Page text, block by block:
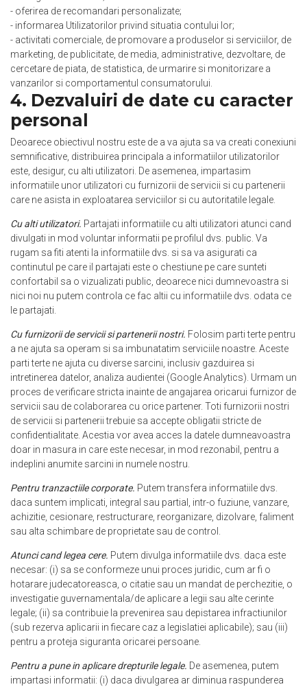
- oferirea de recomandari personalizate;
- informarea Utilizatorilor privind situatia contului lor;
- activitati comerciale, de promovare a produselor si serviciilor, de
marketing, de publicitate, de media, administrative, dezvoltare, de
cercetare de piata, de statistica, de urmarire si monitorizare a
vanzarilor si comportamentul consumatorului.
4. Dezvaluiri de date cu caracter
personal
Deoarece obiectivul nostru este de a va ajuta sa va creati conexiuni
semnificative, distribuirea principala a informatiilor utilizatorilor
este, desigur, cu alti utilizatori. De asemenea, impartasim
informatiile unor utilizatori cu furnizorii de servicii si cu partenerii
care ne asista in exploatarea serviciilor si cu autoritatile legale.
Cu alti utilizatori. Partajati informatiile cu alti utilizatori atunci cand
divulgati in mod voluntar informatii pe profilul dvs. public. Va
rugam sa fiti atenti la informatiile dvs. si sa va asigurati ca
continutul pe care il partajati este o chestiune pe care sunteti
confortabil sa o vizualizati public, deoarece nici dumnevoastra si
nici noi nu putem controla ce fac altii cu informatiile dvs. odata ce
le partajati.
Cu furnizorii de servicii si partenerii nostri. Folosim parti terte pentru
a ne ajuta sa operam si sa imbunatatim serviciile noastre. Aceste
parti terte ne ajuta cu diverse sarcini, inclusiv gazduirea si
intretinerea datelor, analiza audientei (Google Analytics). Urmam un
proces de verificare stricta inainte de angajarea oricarui furnizor de
servicii sau de colaborarea cu orice partener. Toti furnizorii nostri
de servicii si partenerii trebuie sa accepte obligatii stricte de
confidentialitate. Acestia vor avea acces la datele dumneavoastra
doar in masura in care este necesar, in mod rezonabil, pentru a
indeplini anumite sarcini in numele nostru.
Pentru tranzactiile corporate. Putem transfera informatiile dvs.
daca suntem implicati, integral sau partial, intr-o fuziune, vanzare,
achizitie, cesionare, restructurare, reorganizare, dizolvare, faliment
sau alta schimbare de proprietate sau de control.
Atunci cand legea cere. Putem divulga informatiile dvs. daca este
necesar: (i) sa se conformeze unui proces juridic, cum ar fi o
hotarare judecatoreasca, o citatie sau un mandat de perchezitie, o
investigatie guvernamentala/de aplicare a legii sau alte cerinte
legale; (ii) sa contribuie la prevenirea sau depistarea infractiunilor
(sub rezerva aplicarii in fiecare caz a legislatiei aplicabile); sau (iii)
pentru a proteja siguranta oricarei persoane.
Pentru a pune in aplicare drepturile legale. De asemenea, putem
impartasi informatii: (i) daca divulgarea ar diminua raspunderea